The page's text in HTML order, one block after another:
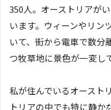
350人。オーストリアが
います。ウィーンやリン
いて、街から電車で数分
つ牧草地に景色が一変し
私が住んでいるオースト
トリアの中でも特に静か